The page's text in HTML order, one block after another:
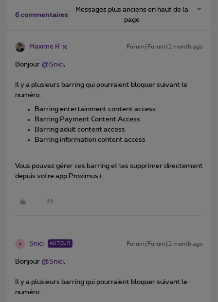
6 commentaires
Messages plus anciens en haut de la
page
Maxime R Forum|Forum|1 month ago
Bonjour ​ @Snici,
Il y a plusieurs barring qui pourraient bloquer suivant le
numéro :
Barring entertainment content access
Barring Payment Content Access
Barring adult content access
Barring information content access
Vous pouvez gérer ces barring et les supprimer directement
depuis votre app Proximus+
S Snici AUTEUR Forum|Forum|1 month ago
Bonjour ​ @Snici,
Il y a plusieurs barring qui pourraient bloquer suivant le
numéro :